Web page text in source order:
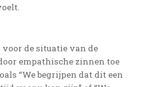
voor de situatie van de
empathische zinnen toe
“We begrijpen dat dit een